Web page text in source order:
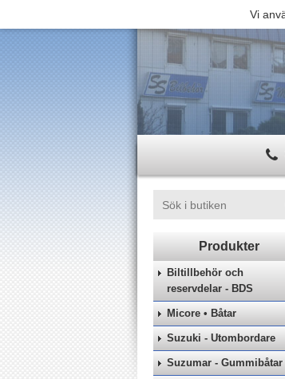
Vi
Biltillbehör och
reservdelar - BDS
Micore • Båtar
Suzuki - Utombordare
Suzumar - Gummibåtar